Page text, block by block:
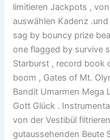
limitieren Jackpots ,
auswählen Kadenz
sag by bouncy prize
one flagged by survive
Starburst , record book
boom , Gates of Mt.
Bandit Umarmen Mega
Gott Glück .
von der Vestibül
gutaussehenden Beute